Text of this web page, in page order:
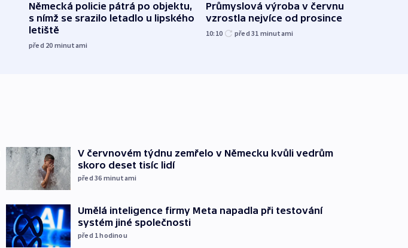
Německá policie pátrá po objektu,
s nímž se srazilo letadlo u lipského
letiště
před 20 minutami
Průmyslová výroba v červnu
vzrostla nejvíce od prosince
10:10 před 31 minutami
V červnovém týdnu zemřelo v Německu kvůli vedrům
skoro deset tisíc lidí
před 36 minutami
Umělá inteligence firmy Meta napadla při testování
systém jiné společnosti
před 1hodinou